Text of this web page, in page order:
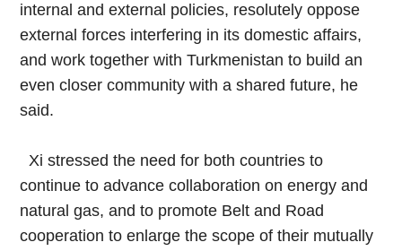
internal and external policies, resolutely oppose
external forces interfering in its domestic affairs,
and work together with Turkmenistan to build an
even closer community with a shared future, he
said.
Xi stressed the need for both countries to
continue to advance collaboration on energy and
natural gas, and to promote Belt and Road
cooperation to enlarge the scope of their mutually